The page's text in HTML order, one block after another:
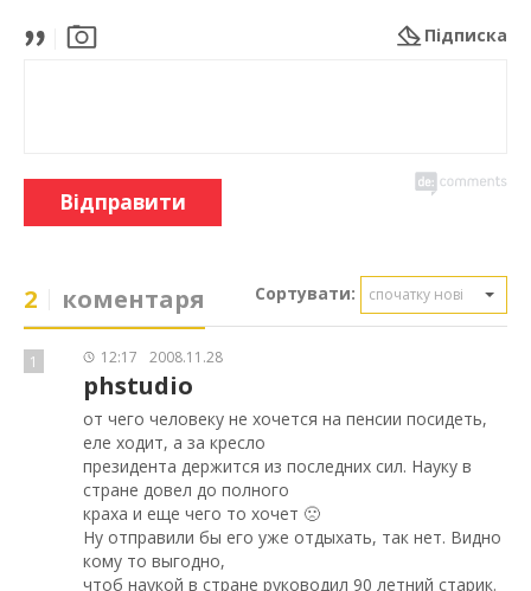
Підписка
Відправити
2 коментаря Сортувати: спочатку нові
1 12:17 2008.11.28
phstudio
от чего человеку не хочется на пенсии посидеть,
еле ходит, а за кресло
президента держится из последних сил. Науку в
стране довел до полного
краха и еще чего то хочет 🙁
Ну отправили бы его уже отдыхать, так нет. Видно
кому то выгодно,
чтоб наукой в стране руководил 90 летний старик.